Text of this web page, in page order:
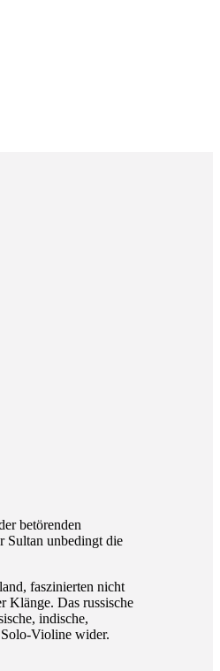
betörenden
Sultan unbedingt die
faszinierten nicht
Klänge. Das russische
indische,
Solo-Violine wider.